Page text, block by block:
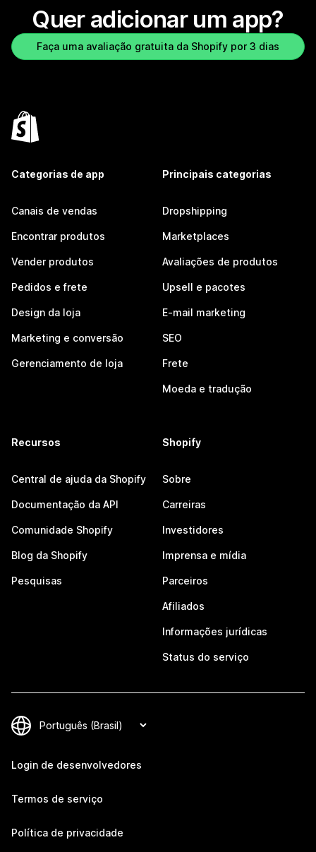
Quer adicionar um app?
Faça uma avaliação gratuita da Shopify por 3 dias
Categorias de app
Canais de vendas
Encontrar produtos
Vender produtos
Pedidos e frete
Design da loja
Marketing e conversão
Gerenciamento de loja
Principais categorias
Dropshipping
Marketplaces
Avaliações de produtos
Upsell e pacotes
E-mail marketing
SEO
Frete
Moeda e tradução
Recursos
Central de ajuda da Shopify
Documentação da API
Comunidade Shopify
Blog da Shopify
Pesquisas
Shopify
Sobre
Carreiras
Investidores
Imprensa e mídia
Parceiros
Afiliados
Informações jurídicas
Status do serviço
Login de desenvolvedores
Termos de serviço
Política de privacidade